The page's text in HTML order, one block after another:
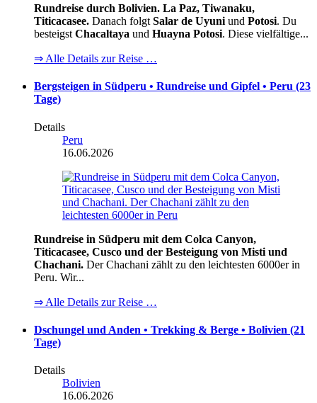
Rundreise durch Bolivien. La Paz, Tiwanaku,
Titicacasee. Danach folgt Salar de Uyuni und Potosi. Du
besteigst Chacaltaya und Huayna Potosi. Diese vielfältige...
⇒ Alle Details zur Reise …
Bergsteigen in Südperu • Rundreise und Gipfel • Peru (23
Tage)
Details
Peru
16.06.2026
Rundreise in Südperu mit dem Colca Canyon,
Titicacasee, Cusco und der Besteigung von Misti und
Chachani. Der Chachani zählt zu den leichtesten 6000er in
Peru. Wir...
⇒ Alle Details zur Reise …
Dschungel und Anden • Trekking & Berge • Bolivien (21
Tage)
Details
Bolivien
16.06.2026